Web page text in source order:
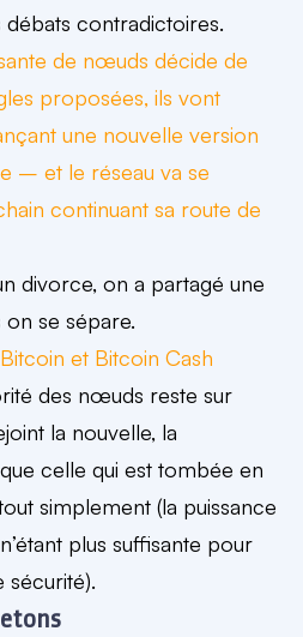
débats contradictoires.
de nœuds décide de
proposées, ils vont
une nouvelle version
– et le réseau va se
continuant sa route de
divorce, on a partagé une
se sépare.
Bitcoin et Bitcoin Cash
des nœuds reste sur
la nouvelle, la
celle qui est tombée en
simplement (la puissance
plus suffisante pour
sécurité).